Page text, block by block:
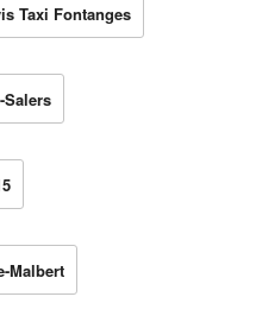
Taxi Fontanges
Salers
Malbert